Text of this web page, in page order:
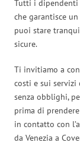
Tutti i dipendenti
che garantisce
puoi stare
sicure.
Ti invitiamo a
costi e sui servizi
senza obblighi,
prima di
in contatto con
da Venezia a